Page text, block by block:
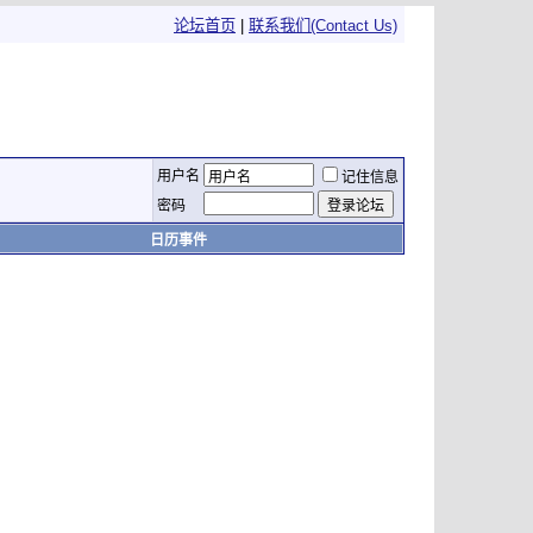
论坛首页 联系我们(Contact Us)
用户名
记住信息
密码
日历事件